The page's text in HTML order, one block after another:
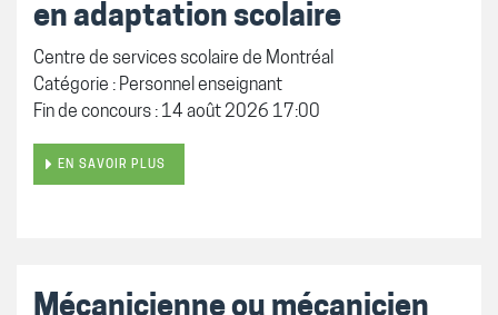
en adaptation scolaire
Centre de services scolaire de Montréal
Catégorie : Personnel enseignant
Fin de concours : 14 août 2026 17:00
EN SAVOIR PLUS
Mécanicienne ou mécanicien